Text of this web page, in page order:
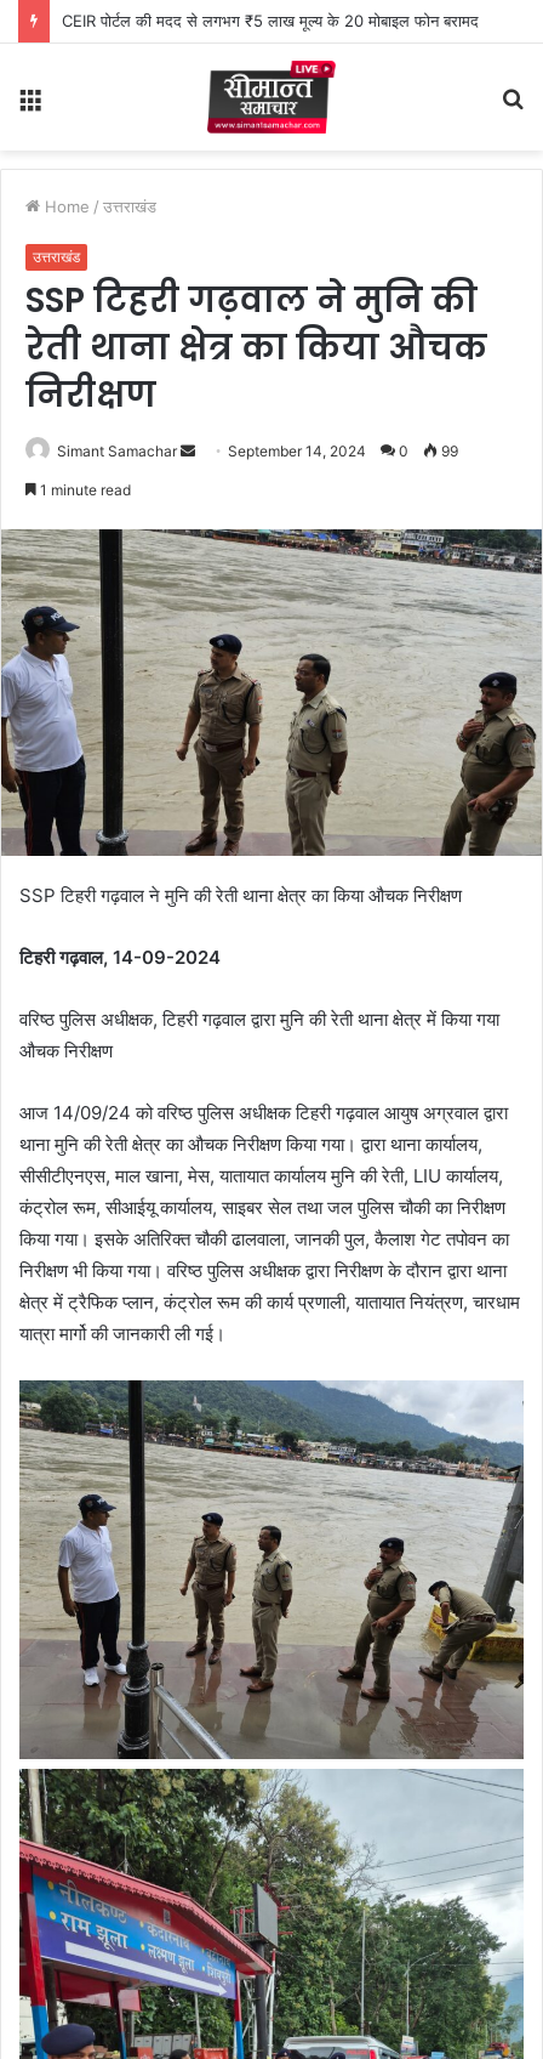
CEIR पोर्टल की मदद से लगभग ₹5 लाख मूल्य के 20 मोबाइल फोन बरामद
Home / उत्तराखंड
उत्तराखंड
SSP टिहरी गढ़वाल ने मुनि की
रेती थाना क्षेत्र का किया औचक
निरीक्षण
Simant Samachar
d
a
n
m
a
l
September 14, 2024 0 99
1 minute read
SSP टिहरी गढ़वाल ने मुनि की रेती थाना क्षेत्र का किया औचक निरीक्षण
टिहरी गढ़वाल, 14-09-2024
वरिष्ठ पुलिस अधीक्षक, टिहरी गढ़वाल द्वारा मुनि की रेती थाना क्षेत्र में किया गया
औचक निरीक्षण
आज 14/09/24 को वरिष्ठ पुलिस अधीक्षक टिहरी गढ़वाल आयुष अग्रवाल द्वारा
थाना मुनि की रेती क्षेत्र का औचक निरीक्षण किया गया। द्वारा थाना कार्यालय,
सीसीटीएनएस, माल खाना, मेस, यातायात कार्यालय मुनि की रेती, LIU कार्यालय,
कंट्रोल रूम, सीआईयू कार्यालय, साइबर सेल तथा जल पुलिस चौकी का निरीक्षण
किया गया। इसके अतिरिक्त चौकी ढालवाला, जानकी पुल, कैलाश गेट तपोवन का
निरीक्षण भी किया गया। वरिष्ठ पुलिस अधीक्षक द्वारा निरीक्षण के दौरान द्वारा थाना
क्षेत्र में ट्रैफिक प्लान, कंट्रोल रूम की कार्य प्रणाली, यातायात नियंत्रण, चारधाम
यात्रा मार्गो की जानकारी ली गई।